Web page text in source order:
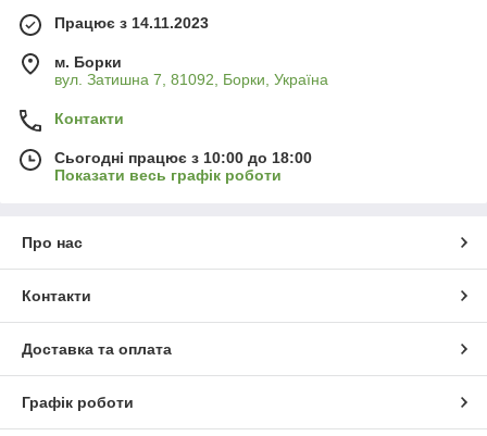
Працює з 14.11.2023
м. Борки
вул. Затишна 7, 81092, Борки, Україна
Контакти
Сьогодні працює з 10:00 до 18:00
Показати весь графік роботи
Про нас
Контакти
Доставка та оплата
Графік роботи